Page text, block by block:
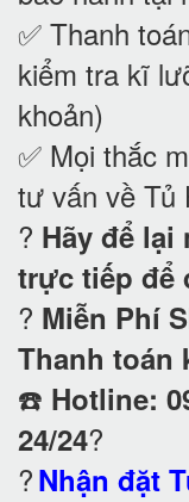
✅ Thanh
kiểm tra kĩ
khoản)
✅ Mọi thắc
tư vấn về Tủ
? Hãy để lại
trực tiếp để
? Miễn Phí
Thanh toán
☎️ Hotline:
24/24?
?Nhận đặt